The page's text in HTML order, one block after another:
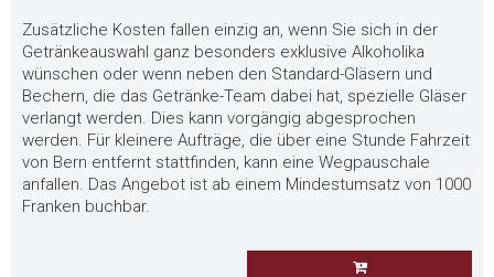
Zusätzliche Kosten fallen einzig an, wenn Sie sich in der
Getränkeauswahl ganz besonders exklusive Alkoholika
wünschen oder wenn neben den Standard-Gläsern und
Bechern, die das Getränke-Team dabei hat, spezielle Gläser
verlangt werden. Dies kann vorgängig abgesprochen
werden. Für kleinere Aufträge, die über eine Stunde Fahrzeit
von Bern entfernt stattfinden, kann eine Wegpauschale
anfallen. Das Angebot ist ab einem Mindestumsatz von 1000
Franken buchbar.